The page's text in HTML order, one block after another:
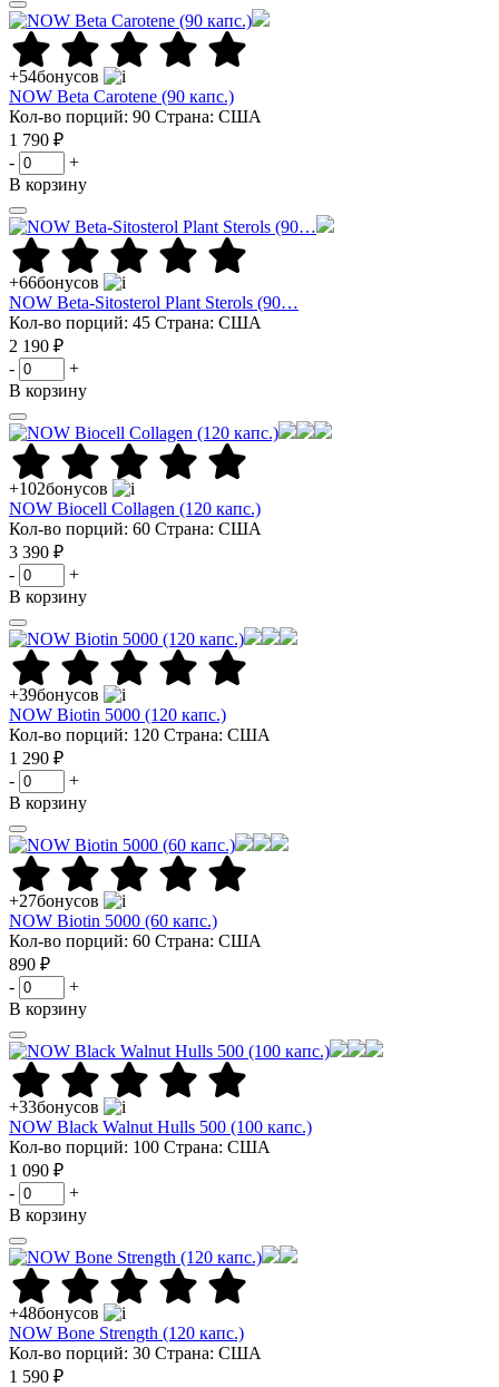
+54бонусов
NOW Beta Carotene (90 капс.)
Кол-во порций: 90 Страна: США
1 790 ₽
-
+
В корзину
+66бонусов
NOW Beta-Sitosterol Plant Sterols (90…
Кол-во порций: 45 Страна: США
2 190 ₽
-
+
В корзину
+102бонусов
NOW Biocell Collagen (120 капс.)
Кол-во порций: 60 Страна: США
3 390 ₽
-
+
В корзину
+39бонусов
NOW Biotin 5000 (120 капс.)
Кол-во порций: 120 Страна: США
1 290 ₽
-
+
В корзину
+27бонусов
NOW Biotin 5000 (60 капс.)
Кол-во порций: 60 Страна: США
890 ₽
-
+
В корзину
+33бонусов
NOW Black Walnut Hulls 500 (100 капс.)
Кол-во порций: 100 Страна: США
1 090 ₽
-
+
В корзину
+48бонусов
NOW Bone Strength (120 капс.)
Кол-во порций: 30 Страна: США
1 590 ₽